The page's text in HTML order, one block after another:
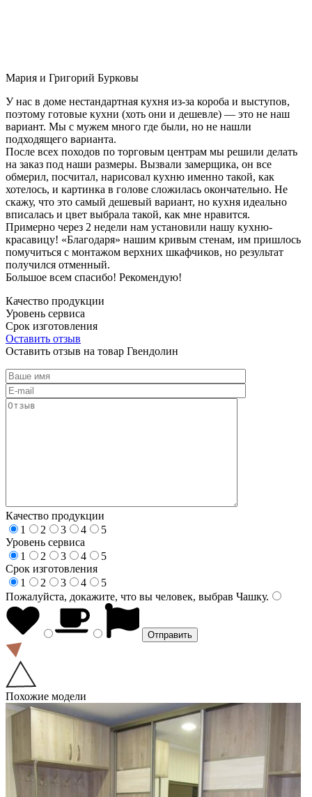
Мария и Григорий Бурковы
У нас в доме нестандартная кухня из-за короба и выступов,
поэтому готовые кухни (хоть они и дешевле) — это не наш
вариант. Мы с мужем много где были, но не нашли
подходящего варианта.
После всех походов по торговым центрам мы решили делать
на заказ под наши размеры. Вызвали замерщика, он все
обмерил, посчитал, нарисовал кухню именно такой, как
хотелось, и картинка в голове сложилась окончательно. Не
скажу, что это самый дешевый вариант, но кухня идеально
вписалась и цвет выбрала такой, как мне нравится.
Примерно через 2 недели нам установили нашу кухню-
красавицу! «Благодаря» нашим кривым стенам, им пришлось
помучиться с монтажом верхних шкафчиков, но результат
получился отменный.
Большое всем спасибо! Рекомендую!
Качество продукции
Уровень сервиса
Срок изготовления
Оставить отзыв
Оставить отзыв на товар Гвендолин
Качество продукции
1
2 3 4
5
Уровень сервиса
1
2 3 4
5
Срок изготовления
1
2 3 4
5
Пожалуйста, докажите, что вы человек, выбрав Чашку.
Похожие модели